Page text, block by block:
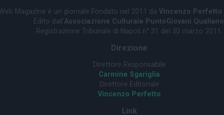
Magazine è un giornale Fondato nel 2011 da Vincenzo Perfetto
Edito dall'Associazione Culturale PuntoGiovani Qualiano
Registrazione Tribunale di Napoli n° 31 del 30 marzo 2011.
Direzione
Direttore Responsabile
Carmine Sgariglia
Direttore Editoriale
Vincenzo Perfetto
Link